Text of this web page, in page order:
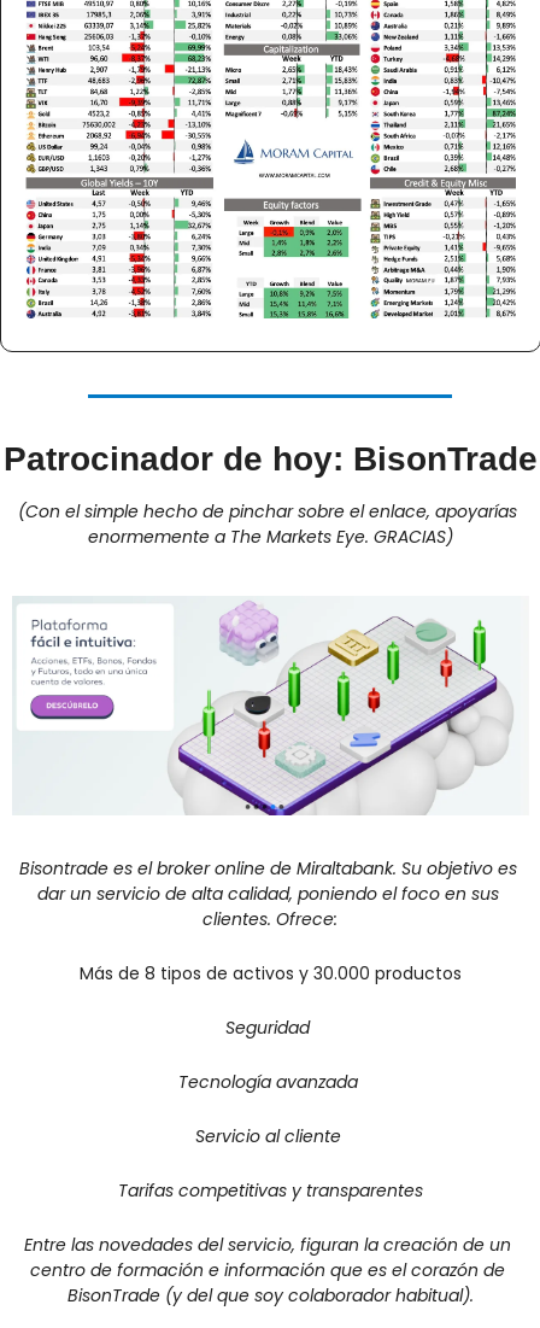
Patrocinador de hoy: BisonTrade
(Con el simple hecho de pinchar sobre el enlace, apoyarías
enormemente a The Markets Eye. GRACIAS)
Bisontrade es el broker online de Miraltabank. Su objetivo es
dar un servicio de alta calidad, poniendo el foco en sus
clientes. Ofrece:
Más de 8 tipos de activos y 30.000 productos
Seguridad
Tecnología avanzada
Servicio al cliente
Tarifas competitivas y transparentes
Entre las novedades del servicio, figuran la creación de un
BisonTrade (y del que soy colaborador habitual).